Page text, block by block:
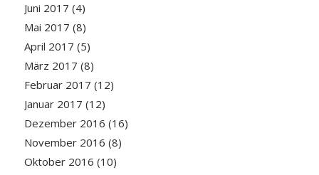
Juni 2017 (4)
Mai 2017 (8)
April 2017 (5)
März 2017 (8)
Februar 2017 (12)
Januar 2017 (12)
Dezember 2016 (16)
November 2016 (8)
Oktober 2016 (10)